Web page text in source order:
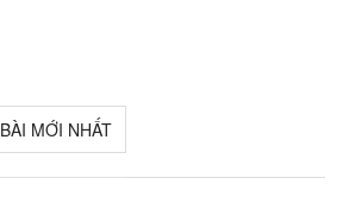
BÀI MỚI NHẤT